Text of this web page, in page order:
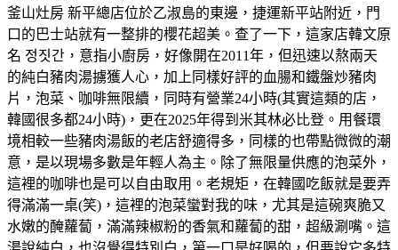
釜山灶房 新平總店位於乙淑島的東邊，捷運新平站附近，門
口的巴士站就有一整排的櫻花超美。查了一下，這家店韓文原
名 정짓간，意指小廚房，好像開在2011年，但迅速以熬兩天
的純白豬肉湯擄獲人心，加上同樣好評的血腸和鐵盤炒豬肉
片，泡菜、咖啡無限續，同時有營業24小時(其實這類的店，
韓國很多都24小時)，更在2025年得到米其林必比登。用餐環
境相較一些豬肉湯飯的老店舒適得多，同樣的也帶點微微的潮
意，是以現場多數是年輕人為主。除了無限量供應的泡菜外，
這裡的咖啡也是可以自由取用。老規矩，在韓國吃飯就是要弄
得滿滿一桌(笑)，這裡的泡菜蠻對我的味，尤其是這碗爽脆又
水嫩的醃蘿蔔，滿滿辣椒粉的香氣和蘿蔔的甜，超級涮嘴。這